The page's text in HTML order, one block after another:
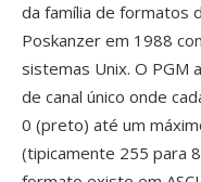
da família de formatos
Poskanzer em 1988
sistemas Unix. O PGM
de canal único onde
0 (preto) até um
(tipicamente 255 para